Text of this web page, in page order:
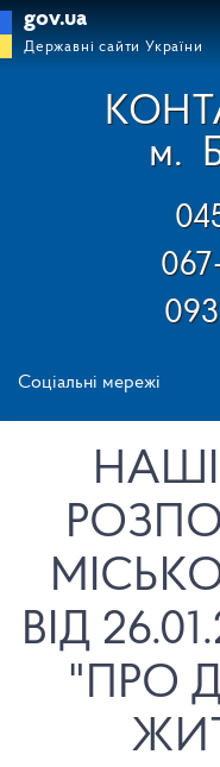
gov.ua
Державні сайти України
м.
Соціальні мережі
ВІД
"ПРО